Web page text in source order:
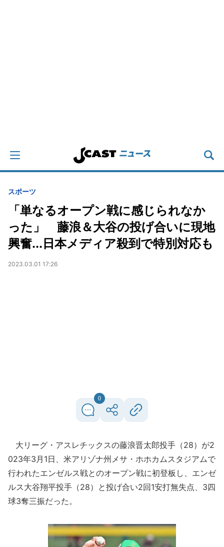
スポーツ
「単なるオープン戦に感じられなか
った」 藤浪＆大谷の投げ合いに現地
興奮...日本メディア殺到で特別対応も
2023.03.01 17:26
0
大リーグ・アスレチックスの藤浪晋太郎投手（28）が2
023年3月1日、米アリゾナ州メサ・ホホカムスタジアムで
行われたエンゼルス戦とのオープン戦に初登板し、エンゼ
ルス大谷翔平投手（28）と投げ合い2回1安打無失点、3四
球3奪三振だった。